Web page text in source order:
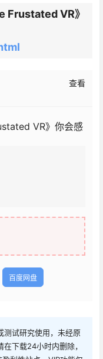
Frustated VR》
查看
VR》你会感
百度网盘
测试研究使用，未经原
下载24小时内删除，